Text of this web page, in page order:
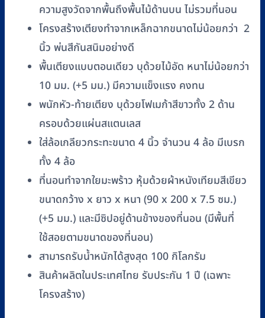
ความสูงวัดจากพื้นถึงพื้นไม้ด้านบน ไม่รวมที่นอน
โครงสร้างเตียงทำจากเหล็กฉากขนาดไม่น้อยกว่า 2
นิ้ว พ่นสีกันสนิมอย่างดี
พื้นเตียงแบบตอนเดียว บุด้วยไม้อัด หนาไม่น้อยกว่า
10 มม. (+5 มม.) มีความแข็งแรง คงทน
พนักหัว-ท้ายเตียง บุด้วยโฟเมก้าสีขาวทั้ง 2 ด้าน
ครอบด้วยแผ่นสแตนเลส
ใส่ล้อเกลียวกระทะขนาด 4 นิ้ว จำนวน 4 ล้อ มีเบรก
ทั้ง 4 ล้อ
ที่นอนทำจากใยมะพร้าว หุ้มด้วยผ้าหนังเทียมสีเขียว
ขนาดกว้าง x ยาว x หนา (90 x 200 x 7.5 ซม.)
(+5 มม.) และมีซิปอยู่ด้านข้างของที่นอน (มีพื้นที่
ใช้สอยตามขนาดของที่นอน)
สามารถรับน้ำหนักได้สูงสุด 100 กิโลกรัม
สินค้าผลิตในประเทศไทย รับประกัน 1 ปี (เฉพาะ
โครงสร้าง)